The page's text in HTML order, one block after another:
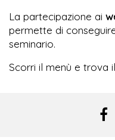
La partecipazione ai
permette di
seminario.
Scorri il menù e trova